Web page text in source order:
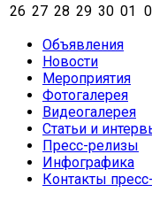
26 27 28 29 30 01
Объявления
Новости
Мероприятия
Фотогалерея
Видеогалерея
Статьи и
Пресс-релизы
Инфографика
Контакты